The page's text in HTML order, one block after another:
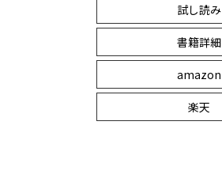
試し読み
書籍詳細
amazon
楽天